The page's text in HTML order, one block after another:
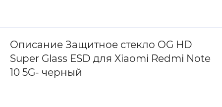
Описание Защитное стекло OG HD
Super Glass ESD для Xiaomi Redmi Note
10 5G- черный